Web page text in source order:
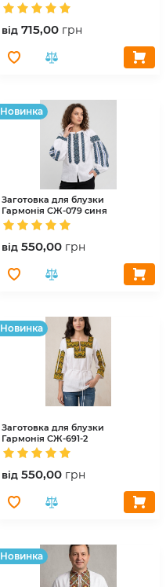
вiд 715,00 грн
Hовинка
Заготовка для блузки
Гармонія СЖ-079 синя
вiд 550,00 грн
Hовинка
Заготовка для блузки
Гармонія СЖ-691-2
вiд 550,00 грн
Hовинка